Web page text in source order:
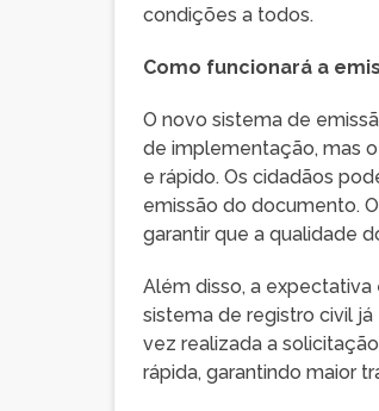
condições a todos.
Como funcionará a
O novo sistema de
de implementação, mas
e rápido. Os cidadãos
emissão do documento.
garantir que a qualidade
Além disso, a
sistema de registro civil
vez realizada a
rápida, garantindo maior